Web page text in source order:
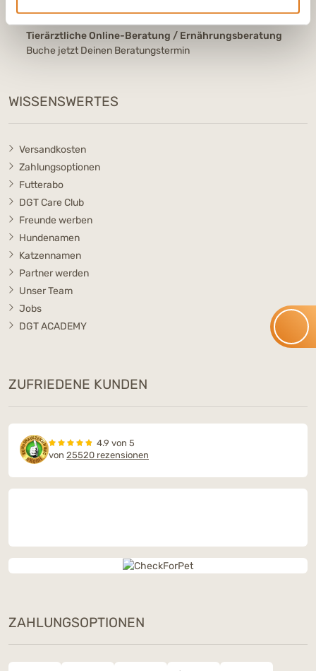
Antworten auf häufige Fragen
Tierärztliche Online-Beratung / Ernährungsberatung
Buche jetzt Deinen Beratungstermin
WISSENSWERTES
Versandkosten
Zahlungsoptionen
Futterabo
DGT Care Club
Freunde werben
Hundenamen
Katzennamen
Partner werden
Unser Team
Jobs
DGT ACADEMY
ZUFRIEDENE KUNDEN
4.9 von 5
von 25520 rezensionen
ZAHLUNGSOPTIONEN